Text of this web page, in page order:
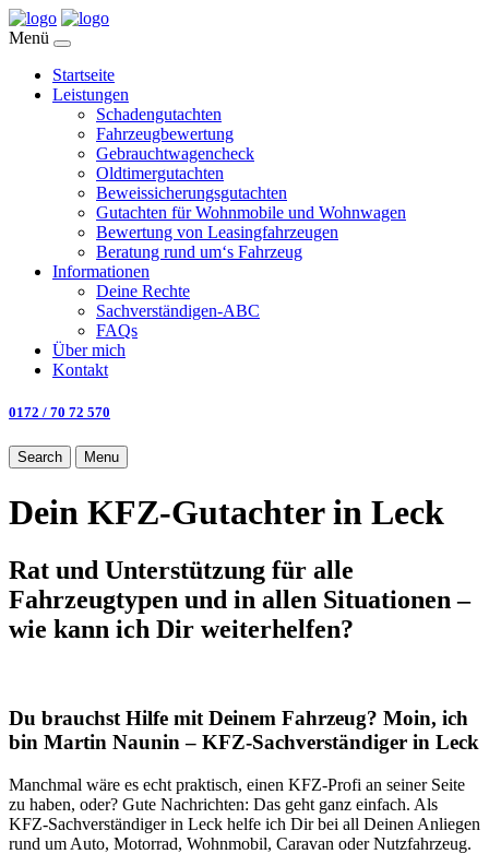
Menü
Startseite
Leistungen
Schadengutachten
Fahrzeugbewertung
Gebrauchtwagencheck
Oldtimergutachten
Beweissicherungsgutachten
Gutachten für Wohnmobile und Wohnwagen
Bewertung von Leasingfahrzeugen
Beratung rund um‘s Fahrzeug
Informationen
Deine Rechte
Sachverständigen-ABC
FAQs
Über mich
Kontakt
0172 / 70 72 570
Search Menu
Dein KFZ-Gutachter in Leck
Rat und Unterstützung für alle
Fahrzeugtypen und in allen Situationen –
wie kann ich Dir weiterhelfen?
Du brauchst Hilfe mit Deinem Fahrzeug? Moin, ich
bin Martin Naunin – KFZ-Sachverständiger in Leck
Manchmal wäre es echt praktisch, einen KFZ-Profi an seiner Seite
zu haben, oder? Gute Nachrichten: Das geht ganz einfach. Als
KFZ-Sachverständiger in Leck helfe ich Dir bei all Deinen Anliegen
rund um Auto, Motorrad, Wohnmobil, Caravan oder Nutzfahrzeug.